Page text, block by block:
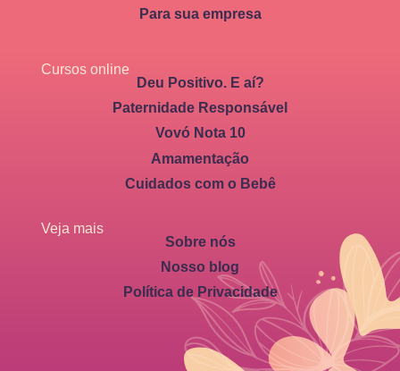
Para sua empresa
Cursos online
Deu Positivo. E aí?
Paternidade Responsável
Vovó Nota 10
Amamentação
Cuidados com o Bebê
Veja mais
Sobre nós
Nosso blog
Política de Privacidade